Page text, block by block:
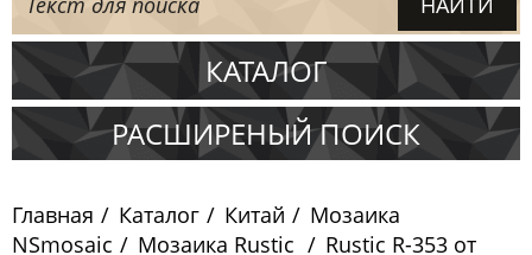
КАТАЛОГ
Испания
Китай
РАСШИРЕНЫЙ ПОИСК
Главная Каталог Китай
Мозаика
NSmosaic
Мозаика Rustic
Rustic R-353 от